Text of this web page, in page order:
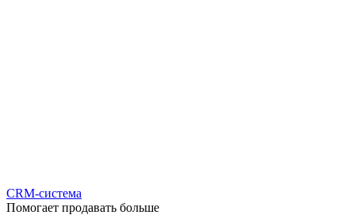
CRM-система
Помогает продавать больше